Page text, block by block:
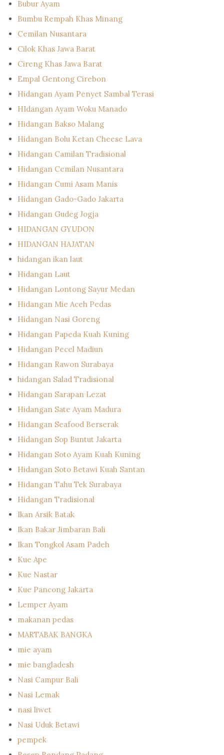
Bubur Ayam
Bumbu Rempah Khas Minang
Cemilan Nusantara
Cilok Khas Jawa Barat
Cireng Khas Jawa Barat
Empal Gentong Cirebon
Hidangan Ayam Penyet Sambal Terasi
HIdangan Ayam Woku Manado
Hidangan Bakso Malang
Hidangan Bolu Ketan Cheese Lava
Hidangan Camilan Tradisional
Hidangan Cemilan Nusantara
Hidangan Cumi Asam Manis
Hidangan Gado-Gado Jakarta
Hidangan Gudeg Jogja
HIDANGAN GYUDON
HIDANGAN HAJATAN
hidangan ikan laut
Hidangan Laut
Hidangan Lontong Sayur Medan
Hidangan Mie Aceh Pedas
Hidangan Nasi Goreng
Hidangan Papeda Kuah Kuning
Hidangan Pecel Madiun
Hidangan Rawon Surabaya
hidangan Salad Tradisional
Hidangan Sarapan Lezat
Hidangan Sate Ayam Madura
Hidangan Seafood Berserak
Hidangan Sop Buntut Jakarta
Hidangan Soto Ayam Kuah Kuning
Hidangan Soto Betawi Kuah Santan
Hidangan Tahu Tek Surabaya
Hidangan Tradisional
Ikan Arsik Batak
Ikan Bakar Jimbaran Bali
Ikan Tongkol Asam Padeh
Kue Ape
Kue Nastar
Kue Pancong Jakarta
Lemper Ayam
makanan pedas
MARTABAK BANGKA
mie ayam
mie bangladesh
Nasi Campur Bali
Nasi Lemak
nasi liwet
Nasi Uduk Betawi
pempek